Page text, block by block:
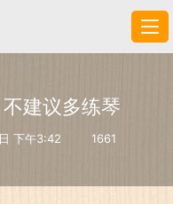
建议多练琴
下午3:42 1661